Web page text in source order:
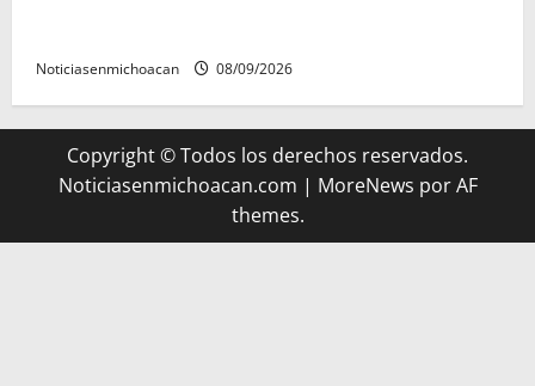
Noticiasenmichoacan 08/09/2026
Copyright © Todos los derechos reservados.
Noticiasenmichoacan.com | MoreNews por AF
themes.